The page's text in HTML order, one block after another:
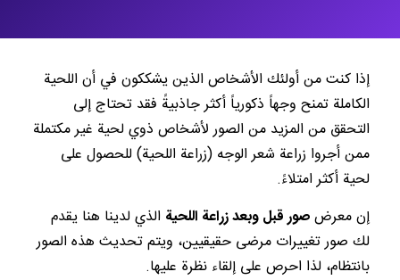
إذا كنت من أولئك الأشخاص الذين يشككون في أن اللحية
الكاملة تمنح وجهاً ذكورياً أكثر جاذبيةً فقد تحتاج إلى
التحقق من المزيد من الصور لأشخاص ذوي لحية غير مكتملة
ممن أجروا زراعة شعر الوجه (زراعة اللحية) للحصول على
لحية أكثر امتلاءً.
إن معرضصور قبل وبعد زراعة اللحية الذي لدينا هنا يقدم
لك صور تغييرات مرضى حقيقيين، ويتم تحديث هذه الصور
بانتظام، لذا احرص على إلقاء نظرة عليها.